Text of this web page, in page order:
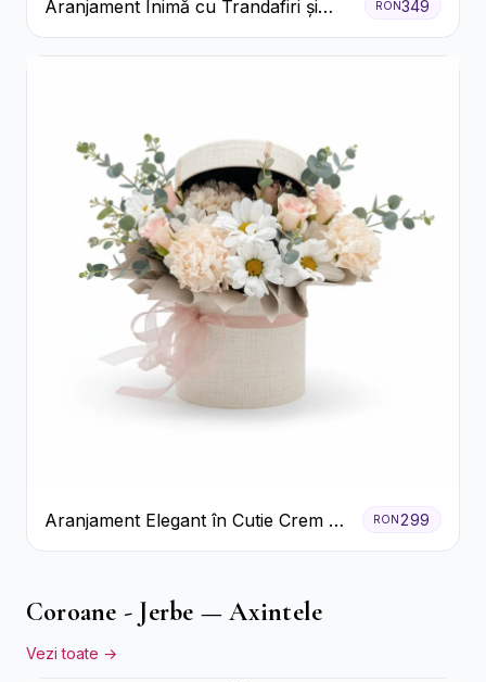
Aranjament Inimă cu Trandafiri și
Praline Ferrero
RON349
Aranjament Elegant în Cutie Crem cu
Crizanteme și Trandafiri
RON299
Coroane - Jerbe — Axintele
Vezi toate →